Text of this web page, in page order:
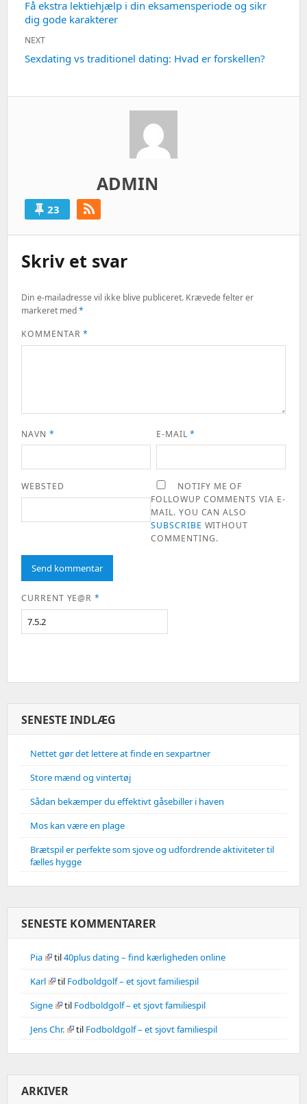
Previous
post:
Få ekstra lektiehjælp i din eksamensperiode og sikr
dig gode karakterer
NEXT
Next
Sexdating vs traditionel dating: Hvad er forskellen?
ADMIN
23
Skriv et svar
Din e-mailadresse vil ikke blive publiceret. Krævede felter er
markeret med*
KOMMENTAR*
NAVN * E-MAIL*
WEBSTED
NOTIFY ME OF
FOLLOWUP COMMENTS VIA E-
MAIL. YOU CAN ALSO
SUBSCRIBE WITHOUT
COMMENTING.
CURRENT YE@R*
SENESTE INDLÆG
Nettet gør det lettere at finde en sexpartner
Store mænd og vintertøj
Sådan bekæmper du effektivt gåsebiller i haven
Mos kan være en plage
Brætspil er perfekte som sjove og udfordrende aktiviteter til
fælles hygge
SENESTE KOMMENTARER
Pia til40plus dating – find kærligheden online
Karl
til Fodboldgolf – et sjovt familiespil
Signe
til Fodboldgolf – et sjovt familiespil
Jens Chr.
til Fodboldgolf – et sjovt familiespil
ARKIVER